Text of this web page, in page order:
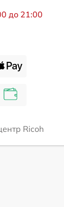
до 21:00
Ricoh